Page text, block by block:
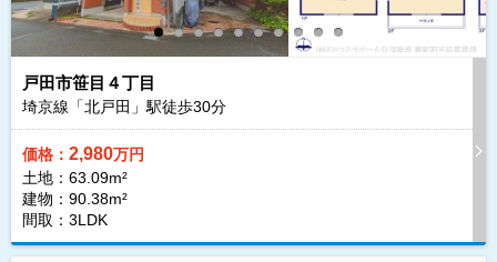
戸田市笹目４丁目
埼京線「北戸田」駅徒歩30分
価格： 2,980万円
土地：63.09m²
建物：90.38m²
間取：3LDK